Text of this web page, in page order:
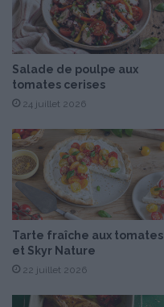
e
b
r
u
Salade de poulpe aux
tomates cerises
24 juillet 2026
Tarte fraîche aux tomates
et Skyr Nature
22 juillet 2026